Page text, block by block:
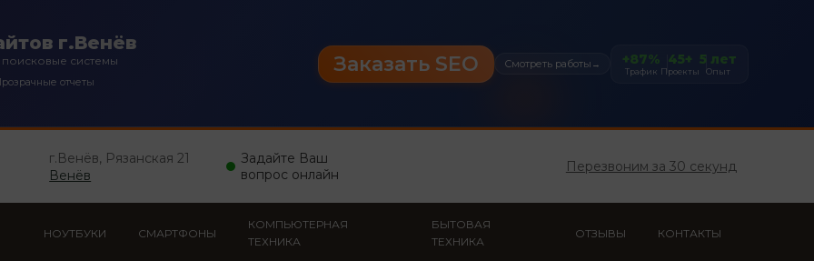
г.Венёв
системы
отчеты
Заказать SEO Смотреть работы → +87%
Трафик
45+
Проекты
5 лет
Опыт
г.Венёв, Рязанская 21
Венёв
Задайте Ваш
вопрос онлайн
Перезвоним за 30 секунд
НОУТБУКИ СМАРТФОНЫ
КОМПЬЮТЕРНАЯ
ТЕХНИКА
БЫТОВАЯ
ТЕХНИКА
ОТЗЫВЫ КОНТАКТЫ